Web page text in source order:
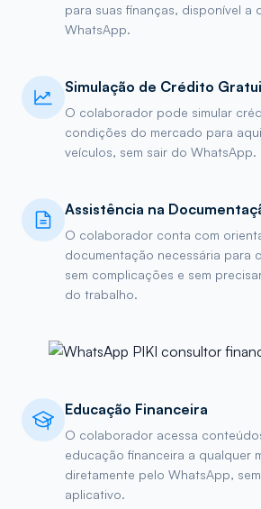
para suas finanças, disponível a
WhatsApp.
Simulação de Crédito
O colaborador pode simular
condições do mercado para
veículos, sem sair do WhatsApp.
Assistência na
O colaborador conta com
documentação necessária para
sem complicações e sem
do trabalho.
Educação Financeira
O colaborador acessa
educação financeira a qualquer
diretamente pelo WhatsApp,
aplicativo.